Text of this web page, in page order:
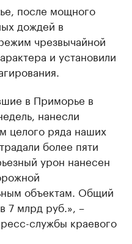
после мощного
дождей в
чрезвычайной
и установили
в Приморье в
нанесли
целого ряда наших
более пяти
урон нанесен
объектам. Общий
7 млрд руб.», –
службы краевого